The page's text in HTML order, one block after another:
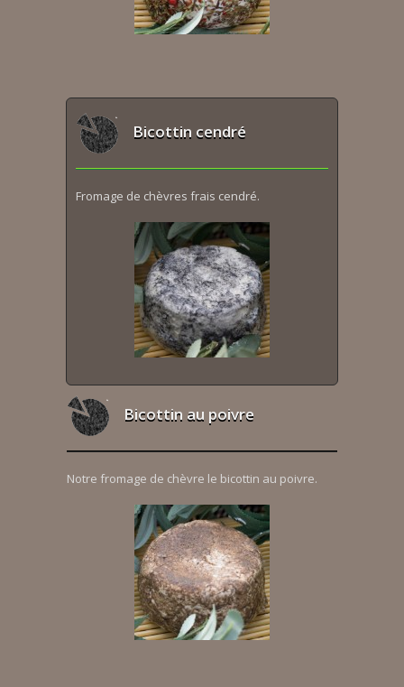
Bicottin cendré
Fromage de chèvres frais cendré.
Bicottin au poivre
Notre fromage de chèvre le bicottin au poivre.